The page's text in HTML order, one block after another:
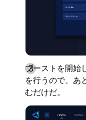
ブーストを開始
を行うので、あ
むだけだ。